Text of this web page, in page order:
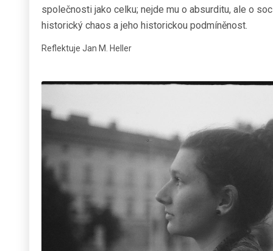
společnosti jako celku; nejde mu o absurditu, ale o
historický chaos a jeho historickou podmíněnost.
Reflektuje Jan M. Heller